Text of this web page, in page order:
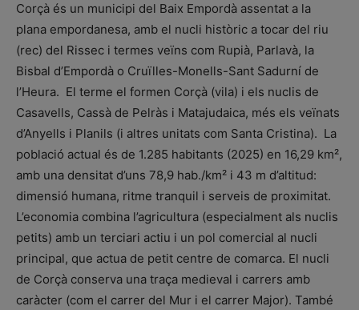
Corçà és un municipi del Baix Empordà assentat a la
plana empordanesa, amb el nucli històric a tocar del riu
(rec) del Rissec i termes veïns com Rupià, Parlavà, la
Bisbal d’Empordà o Cruïlles-Monells-Sant Sadurní de
l’Heura. El terme el formen Corçà (vila) i els nuclis de
Casavells, Cassà de Pelràs i Matajudaica, més els veïnats
d’Anyells i Planils (i altres unitats com Santa Cristina). La
població actual és de 1.285 habitants (2025) en 16,29 km²,
amb una densitat d’uns 78,9 hab./km² i 43 m d’altitud:
dimensió humana, ritme tranquil i serveis de proximitat.
L’economia combina l’agricultura (especialment als nuclis
petits) amb un terciari actiu i un pol comercial al nucli
principal, que actua de petit centre de comarca. El nucli
de Corçà conserva una traça medieval i carrers amb
caràcter (com el carrer del Mur i el carrer Major). També